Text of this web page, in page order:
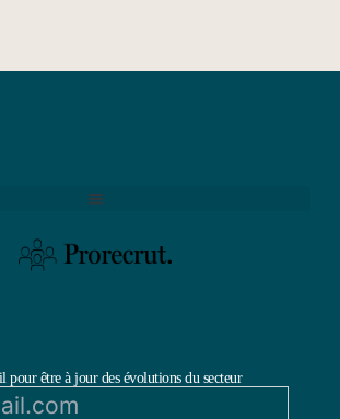
pour être à jour des évolutions du secteur